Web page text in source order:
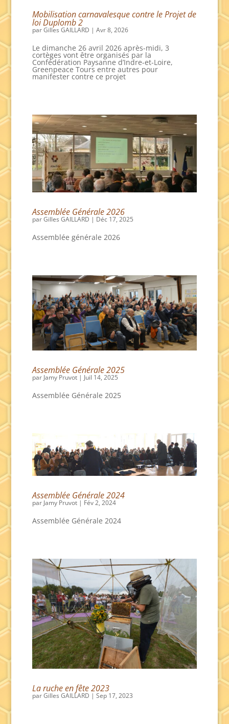
Mobilisation carnavalesque contre le Projet de
loi Duplomb 2
parGilles GAILLARD | Avr 8, 2026
Le dimanche 26 avril 2026 après-midi, 3
cortèges vont être organisés par la
Confédération Paysanne d’Indre-et-Loire,
Greenpeace Tours entre autres pour
manifester contre ce projet
Assemblée Générale 2026
parGilles GAILLARD | Déc 17, 2025
Assemblée générale 2026
Assemblée Générale 2025
par Jamy Pruvot| Juil 14, 2025
Assemblée Générale 2025
Assemblée Générale 2024
par Jamy Pruvot| Fév 2, 2024
Assemblée Générale 2024
La ruche en fête 2023
parGilles GAILLARD | Sep 17, 2023